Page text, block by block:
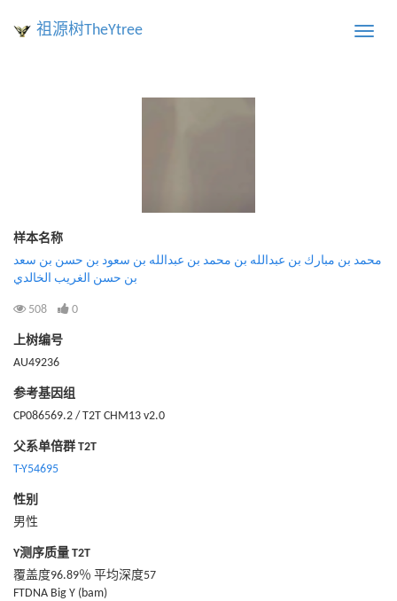
Toggle
祖源树TheYtree
样本名称
محمد بن مبارك بن عبدالله بن محمد بن عبدالله بن سعود بن حسن بن سعد
بن حسن الغريب الخالدي
508 0
上树编号
AU49236
参考基因组
CP086569.2 / T2T CHM13 v2.0
父系单倍群 T2T
T-Y54695
性别
男性
Y测序质量 T2T
覆盖度96.89％ 平均深度57
FTDNA Big Y (bam)